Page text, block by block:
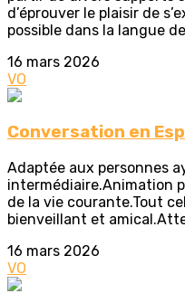
d’éprouver le plaisir de
possible dans la langue
16 mars 2026
VO
Conversation en
Adaptée aux personnes
intermédiaire.Animation
de la vie courante.Tout
bienveillant et
16 mars 2026
VO